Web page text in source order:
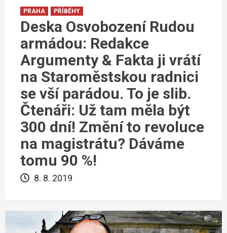
PRAHA PŘÍBĚHY
Deska Osvobození Rudou
armádou: Redakce
Argumenty & Fakta ji vrátí
na Staroměstskou radnici
se vší parádou. To je slib.
Čtenáři: Už tam měla být
300 dní! Změní to revoluce
na magistrátu? Dáváme
tomu 90 %!
8. 8. 2019